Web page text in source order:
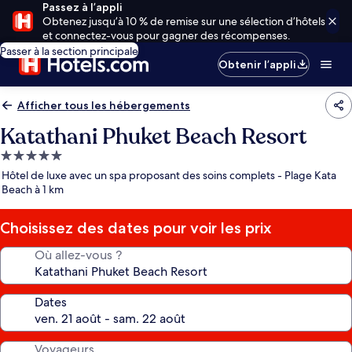
Passez à l’appli
Obtenez jusqu’à 10 % de remise sur une sélection d’hôtels
et connectez-vous pour gagner des récompenses.
Passer à la section principale
Obtenir l’appli
Afficher tous les hébergements
Katathani Phuket Beach Resort
Hébergement
5.0 étoiles
Hôtel de luxe avec un spa proposant des soins complets - Plage Kata
Beach à 1 km
Choisissez des dates pour voir les prix
Où allez-vous ?
Dates